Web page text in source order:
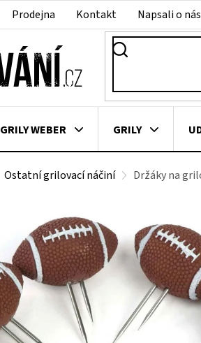
Prodejna Kontakt Napsali o nás
GRILY WEBER GRILY
LEDNICE NA ZRÁNÍ MASA
Ostatní grilovací náčiní Držáky na